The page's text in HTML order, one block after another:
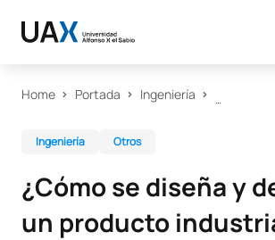
Home Portada Ingeniería
Ingeniería Otros
¿Cómo se diseña y
un producto